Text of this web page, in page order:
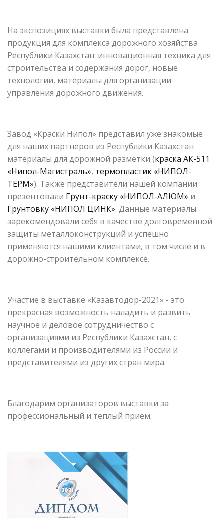
На экспозициях выставки была представлена
продукция для комплекса дорожного хозяйства
Республики Казахстан: инновационная техника для
строительства и содержания дорог, новые
технологии, материалы для организации
управления дорожного движения.
Завод «Краски Нипол» представил уже знакомые
для наших партнеров из Республики Казахстан
материалы для дорожной разметки (краска АК-511
«Нипол-Магистраль», термопластик «НИПОЛ-
ТЕРМ»). Также представители нашей компании
презентовали Грунт-краску «НИПОЛ-АЛЮМ» и
Грунтовку «НИПОЛ ЦИНК». Данные материалы
зарекомендовали себя в качестве долговременной
защиты металлоконструкций и успешно
применяются нашими клиентами, в том числе и в
дорожно-строительном комплексе.
Участие в выставке «Казавтодор-2021» - это
прекрасная возможность наладить и развить
научное и деловое сотрудничество с
организациями из Республики Казахстан, с
коллегами и производителями из России и
представителями из других стран мира.
Благодарим организаторов выставки за
профессиональный и теплый прием.